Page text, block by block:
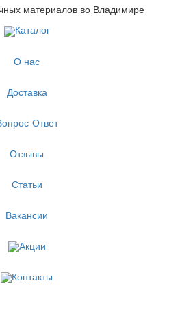
материалов во Владимире
Каталог
О нас
Доставка
Ответ
Отзывы
Статьи
Вакансии
Акции
Контакты